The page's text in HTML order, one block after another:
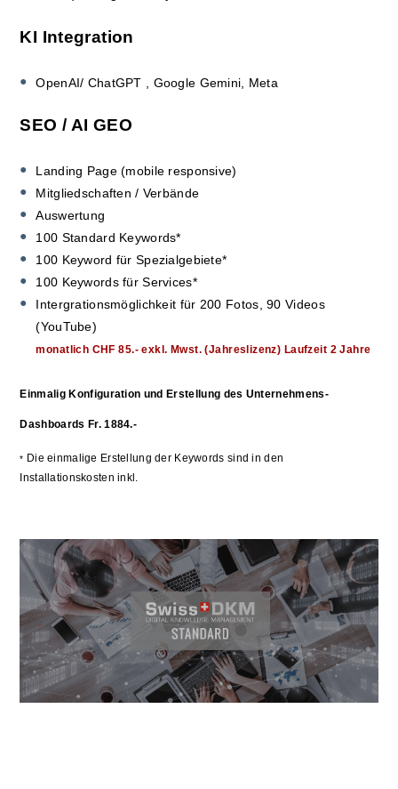
KI Integration
OpenAI/ ChatGPT , Google Gemini, Meta
SEO / AI GEO
Landing Page (mobile responsive)
Mitgliedschaften / Verbände
Auswertung
100 Standard Keywords*
100 Keyword für Spezialgebiete*
100 Keywords für Services*
Intergrationsmöglichkeit für 200 Fotos,90 Videos
(YouTube)
monatlich CHF 85.- exkl. Mwst. (Jahreslizenz) Laufzeit 2 Jahre
Einmalig Konfiguration und Erstellung des Unternehmens-
Dashboards Fr. 1884.-
* Die einmalige Erstellung der Keywords sind in den
Installationskosten inkl.